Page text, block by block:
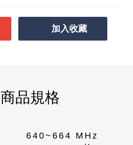
加入收藏
商品規格
640~664 MHz